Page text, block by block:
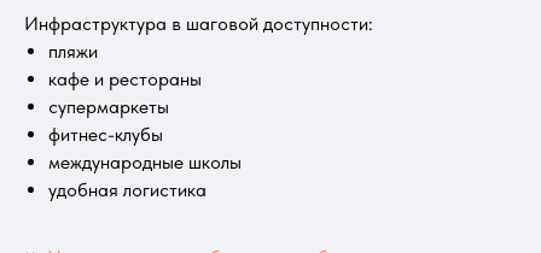
Инфраструктура в шаговой доступности:
пляжи
кафе и рестораны
супермаркеты
фитнес-клубы
международные школы
удобная логистика